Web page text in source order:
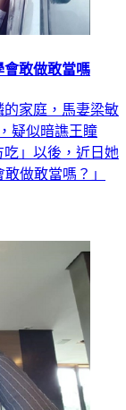
會敢做敢當嗎
家庭，馬妻梁敏
疑似暗譙王瞳
吃」以後，近日她
做敢當嗎？」